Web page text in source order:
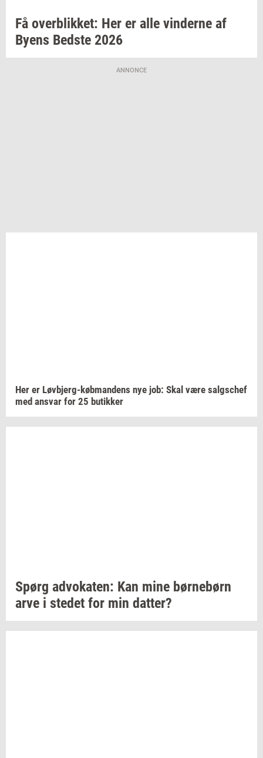
Få over­blik­ket: Her er alle vin­der­ne af
Byens Bed­ste 2026
ANNONCE
Her er Løvbjerg-​købmandens nye job: Skal være salgs­chef
med an­svar for 25 bu­tik­ker
Spørg ad­vo­ka­ten: Kan mine bør­ne­børn
arve i ste­det for min dat­ter?